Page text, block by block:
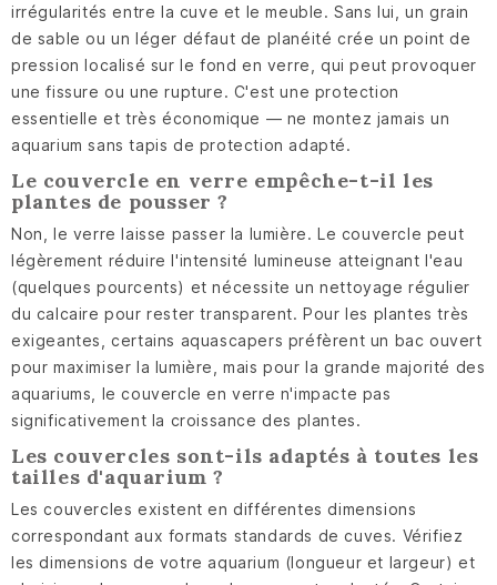
irrégularités entre la cuve et le meuble. Sans lui, un grain
de sable ou un léger défaut de planéité crée un point de
pression localisé sur le fond en verre, qui peut provoquer
une fissure ou une rupture. C'est une protection
essentielle et très économique — ne montez jamais un
aquarium sans tapis de protection adapté.
Le couvercle en verre empêche-t-il les
plantes de pousser ?
Non, le verre laisse passer la lumière. Le couvercle peut
légèrement réduire l'intensité lumineuse atteignant l'eau
(quelques pourcents) et nécessite un nettoyage régulier
du calcaire pour rester transparent. Pour les plantes très
exigeantes, certains aquascapers préfèrent un bac ouvert
pour maximiser la lumière, mais pour la grande majorité des
aquariums, le couvercle en verre n'impacte pas
significativement la croissance des plantes.
Les couvercles sont-ils adaptés à toutes les
tailles d'aquarium ?
Les couvercles existent en différentes dimensions
correspondant aux formats standards de cuves. Vérifiez
les dimensions de votre aquarium (longueur et largeur) et